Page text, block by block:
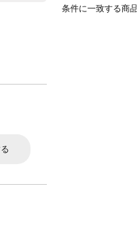
条件に一致する商